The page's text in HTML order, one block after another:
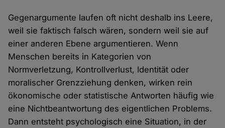
Gegenargumente laufen oft nicht deshalb ins Leere,
weil sie faktisch falsch wären, sondern weil sie auf
einer anderen Ebene argumentieren. Wenn
Menschen bereits in Kategorien von
Normverletzung, Kontrollverlust, Identität oder
moralischer Grenzziehung denken, wirken rein
ökonomische oder statistische Antworten häufig wie
eine Nichtbeantwortung des eigentlichen Problems.
Dann entsteht psychologisch eine Situation, in der